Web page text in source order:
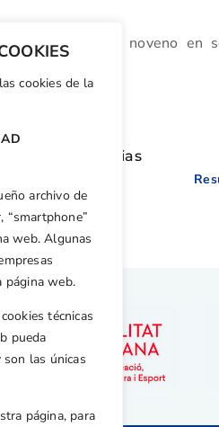
cookies de la
archivo de
“smartphone”
web. Algunas
página web.
técnicas
pueda
las únicas
página, para
Gibb, trigésimo noveno en
Otras noticias